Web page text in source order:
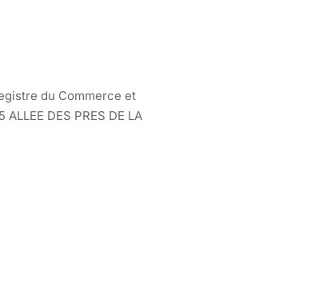
du Commerce et
DES PRES DE LA